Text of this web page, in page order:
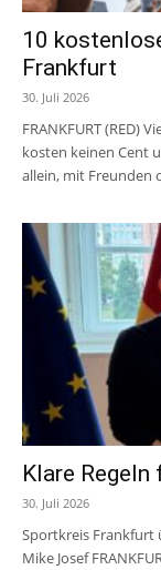
10
Frankfurt
30. Juli 2026
FRANKFURT (RED)
kosten keinen Cent
allein, mit Freunden
Klare
30. Juli 2026
Sportkreis Frankfurt
Mike Josef